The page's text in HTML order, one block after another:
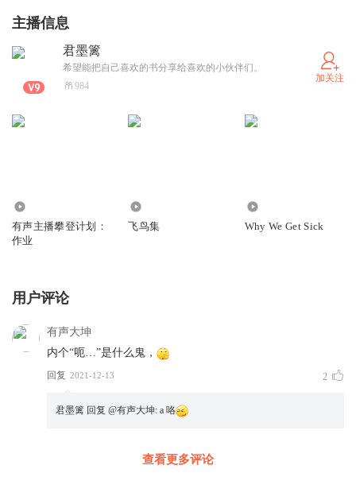
主播信息
君墨篱
希望能把自己喜欢的书分享给喜欢的小伙伴们。
984
加关注
有声主播攀登计划：
作业
飞鸟集 Why We Get Sick
用户评论
有声大坤
内个“呃…”是什么鬼，
回复 2021-12-13 2
君墨篱 回复 @有声大坤: a 咯
查看更多评论